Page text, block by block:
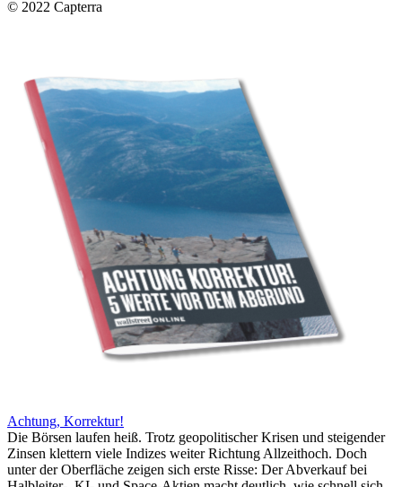
© 2022 Capterra
Achtung, Korrektur!
Die Börsen laufen heiß. Trotz geopolitischer Krisen und steigender
Zinsen klettern viele Indizes weiter Richtung Allzeithoch. Doch
unter der Oberfläche zeigen sich erste Risse: Der Abverkauf bei